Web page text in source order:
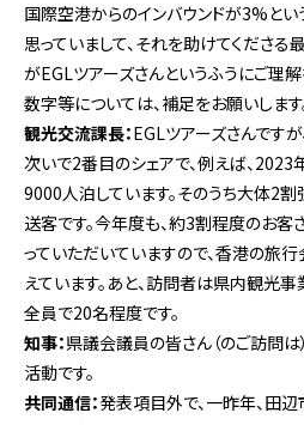
国際空港からのインバウンドが3%と
思っていまして、それを助けてくださ
がEGLツアーズさんというふうにご理
数字等については、補足をお願いします
観光交流課長：EGLツアーズさんです
次いで2番目のシェアで、例えば、
9000人泊しています。そのうち大体2
送客です。今年度も、約3割程度のお客
っていただいていますので、香港の旅
えています。あと、訪問者は県内観光
全員で20名程度です。
知事：県議会議員の皆さん（のご訪問
活動です。
共同通信：発表項目外で、一昨年、田